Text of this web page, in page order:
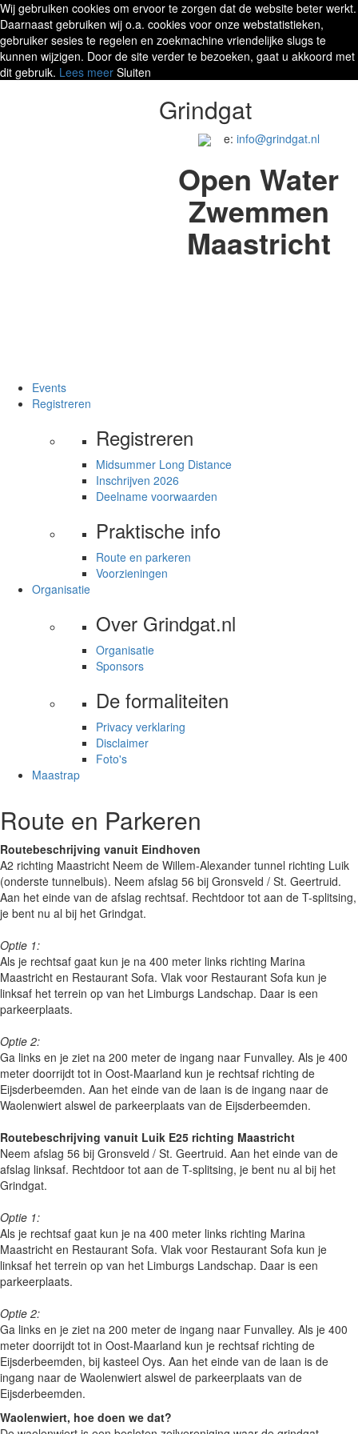
Wij gebruiken cookies om ervoor te zorgen dat de website beter werkt.
Daarnaast gebruiken wij o.a. cookies voor onze webstatistieken,
gebruiker sesies te regelen en zoekmachine vriendelijke slugs te
kunnen wijzigen. Door de site verder te bezoeken, gaat u akkoord met
dit gebruik. Lees meer Sluiten
Grindgat
e: info@grindgat.nl
Open Water
Zwemmen
Maastricht
Events
Registreren
Registreren
Midsummer Long Distance
Inschrijven 2026
Deelname voorwaarden
Praktische info
Route en parkeren
Voorzieningen
Organisatie
Over Grindgat.nl
Organisatie
Sponsors
De formaliteiten
Privacy verklaring
Disclaimer
Foto's
Maastrap
Route en Parkeren
Routebeschrijving vanuit Eindhoven
A2 richting Maastricht Neem de Willem-Alexander tunnel richting Luik
(onderste tunnelbuis). Neem afslag 56 bij Gronsveld / St. Geertruid.
Aan het einde van de afslag rechtsaf. Rechtdoor tot aan de T-splitsing,
je bent nu al bij het Grindgat.
Optie 1:
Als je rechtsaf gaat kun je na 400 meter links richting Marina
Maastricht en Restaurant Sofa. Vlak voor Restaurant Sofa kun je
linksaf het terrein op van het Limburgs Landschap. Daar is een
parkeerplaats.
Optie 2:
Ga links en je ziet na 200 meter de ingang naar Funvalley. Als je 400
meter doorrijdt tot in Oost-Maarland kun je rechtsaf richting de
Eijsderbeemden. Aan het einde van de laan is de ingang naar de
Waolenwiert alswel de parkeerplaats van de Eijsderbeemden.
Routebeschrijving vanuit Luik E25 richting Maastricht
Neem afslag 56 bij Gronsveld / St. Geertruid. Aan het einde van de
afslag linksaf. Rechtdoor tot aan de T-splitsing, je bent nu al bij het
Grindgat.
Optie 1:
Als je rechtsaf gaat kun je na 400 meter links richting Marina
Maastricht en Restaurant Sofa. Vlak voor Restaurant Sofa kun je
linksaf het terrein op van het Limburgs Landschap. Daar is een
parkeerplaats.
Optie 2:
Ga links en je ziet na 200 meter de ingang naar Funvalley. Als je 400
meter doorrijdt tot in Oost-Maarland kun je rechtsaf richting de
Eijsderbeemden, bij kasteel Oys. Aan het einde van de laan is de
ingang naar de Waolenwiert alswel de parkeerplaats van de
Eijsderbeemden.
Waolenwiert, hoe doen we dat?